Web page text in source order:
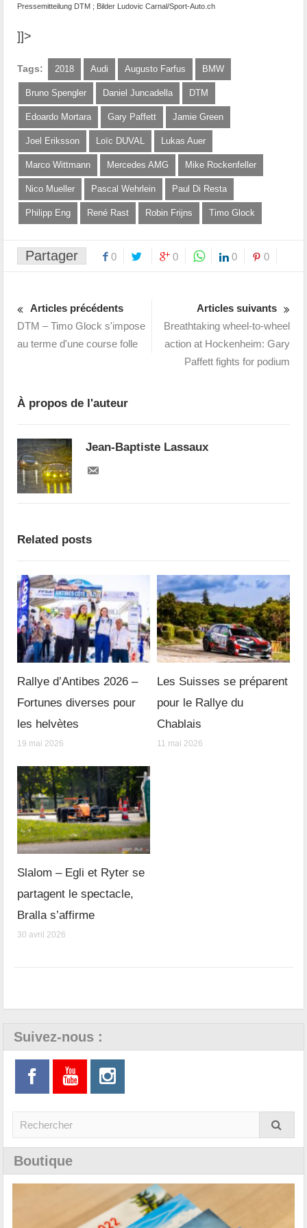
Pressemitteilung DTM ; Bilder Ludovic Carnal/Sport-Auto.ch
]]>
Tags: 2018 Audi Augusto Farfus BMW
Bruno Spengler Daniel Juncadella DTM
Edoardo Mortara Gary Paffett Jamie Green
Joel Eriksson Loïc DUVAL Lukas Auer
Marco Wittmann Mercedes AMG Mike Rockenfeller
Nico Mueller Pascal Wehrlein Paul Di Resta
Philipp Eng René Rast Robin Frijns Timo Glock
Partager 0 0 0 0
Articles précédents
DTM – Timo Glock s'impose
au terme d'une course folle
Articles suivants
Breathtaking wheel-to-wheel
action at Hockenheim: Gary
Paffett fights for podium
À propos de l'auteur
Jean-Baptiste Lassaux
Related posts
Rallye d’Antibes 2026 –
Fortunes diverses pour
les helvètes
19 mai 2026
Les Suisses se préparent
pour le Rallye du
Chablais
11 mai 2026
Slalom – Egli et Ryter se
partagent le spectacle,
Bralla s’affirme
30 avril 2026
Suivez-nous :
Boutique